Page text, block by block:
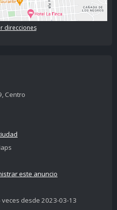
direcciones
Centro
este anuncio
desde 2023-03-13